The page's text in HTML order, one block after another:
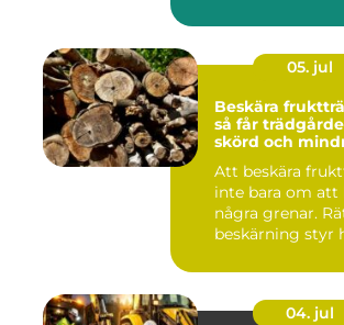
05. jul
Beskära
så får
skörd och
Att beskära
inte bara om att
några grenar.
beskärning styr
04. jul